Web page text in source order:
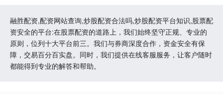
融胜配资,配资网站查询,炒股配资合法吗,炒股配资平台知识,股票配
资安全的平台:在股票配资的道路上，我们始终坚守正规、专业的
原则，位列十大平台前三。我们与券商深度合作，资金安全有保
障，交易百分百实盘。同时，我们提供在线客服服务，让客户随时
都能得到专业的解答和帮助。